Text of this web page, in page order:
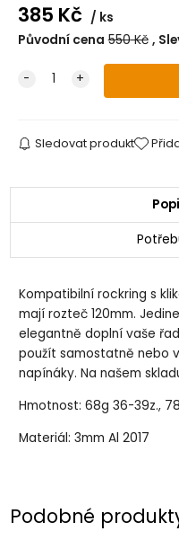
385 Kč
ks
Původní cena 550Kč
Sledovat produkt
Kompatibilní rockring s
mají rozteč 120mm.
elegantně doplní vaše
použít samostatně nebo
napínáky. Na našem
Hmotnost: 68g 36-39z.,
Materiál: 3mm Al 2017
Podobné